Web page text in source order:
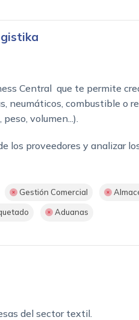
Central que te permite
combustible o
volumen...).
proveedores y analizar
Gestión Comercial
Aduanas
del sector textil.